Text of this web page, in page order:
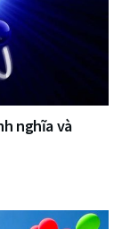
nghĩa và